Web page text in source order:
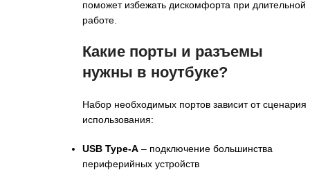
поможет избежать дискомфорта при длительной
работе.
Какие порты и разъемы
нужны в ноутбуке?
Набор необходимых портов зависит от сценария
использования:
USB Type-A – подключение большинства
периферийных устройств